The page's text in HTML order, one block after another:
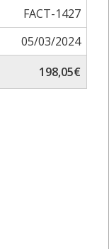
FACT-1427
05/03/2024
198,05€